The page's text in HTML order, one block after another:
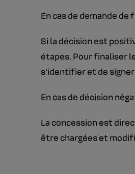
En cas de demande
Si la décision est
étapes. Pour finaliser
s’identifier et de
En cas de décision
La concession est
être chargées et